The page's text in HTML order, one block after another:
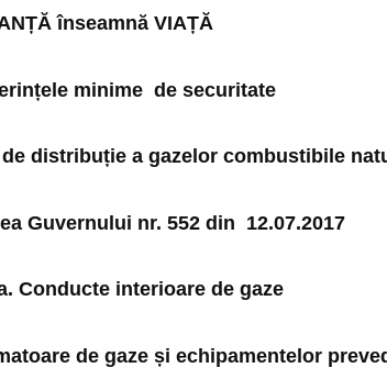
înseamnă VIAȚĂ
minime de securitate
distribuție a gazelor combustibile
Guvernului nr. 552 din 12.07.2017
Conducte interioare de gaze
de gaze și echipamentelor